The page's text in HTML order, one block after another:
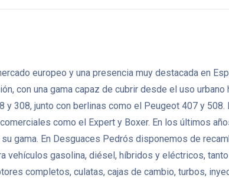
europeo y una presencia muy destacada en
con una gama capaz de cubrir desde el uso
308, junto con berlinas como el Peugeot 407 y
como el Expert y Boxer. En los últimos
gama. En Desguaces Pedrós disponemos de
gasolina, diésel, híbridos y eléctricos,
completos, culatas, cajas de cambio, turbos,